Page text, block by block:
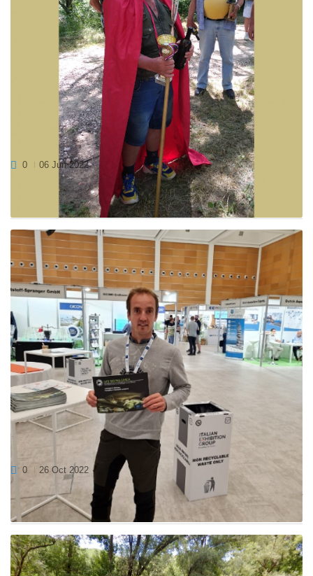
MIRKO, NOVI RIBIŠKI KRALJ NA VIPAVSKI
0 06 Jun 2022
Četrto tradicionalno srečanje na Vipavi pri Dobravski Krnici se je
odvilo 4. Junija, na lepo sončno soboto....
AQUACULTURE EUROPE 2022, RIMINI,
0 26 Oct 2022
Konec septembra 2022 smo se udeležili mednarodnega sejma
in konference v Riminiju. Na dogodku smo predstavili...